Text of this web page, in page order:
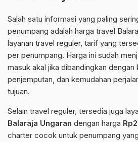
Salah satu informasi yang paling
penumpang adalah harga travel
layanan travel reguler, tarif yang
per penumpang. Harga ini sudah
masuk akal jika dibandingkan dengan
penjemputan, dan kemudahan
tujuan.
Selain travel reguler, tersedia juga
Balaraja Ungaran dengan harga
charter cocok untuk penumpang